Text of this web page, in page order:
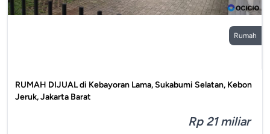
Rumah
RUMAH DIJUAL di Kebayoran Lama, Sukabumi Selatan, Kebon
Jeruk, Jakarta Barat
Rp 21 miliar